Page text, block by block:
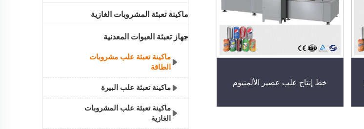
ماكينة تعبئة المشروبات الغازية
جهاز تعبئة العبوات المعدنية
ماكينة تعبئة علب مشروبات
الطاقة
ماكينة تعبئة علب البيرة
ماكينة تعبئة علب المشروبات
الغازية
خط إنتاج علب عصير الألمنيوم